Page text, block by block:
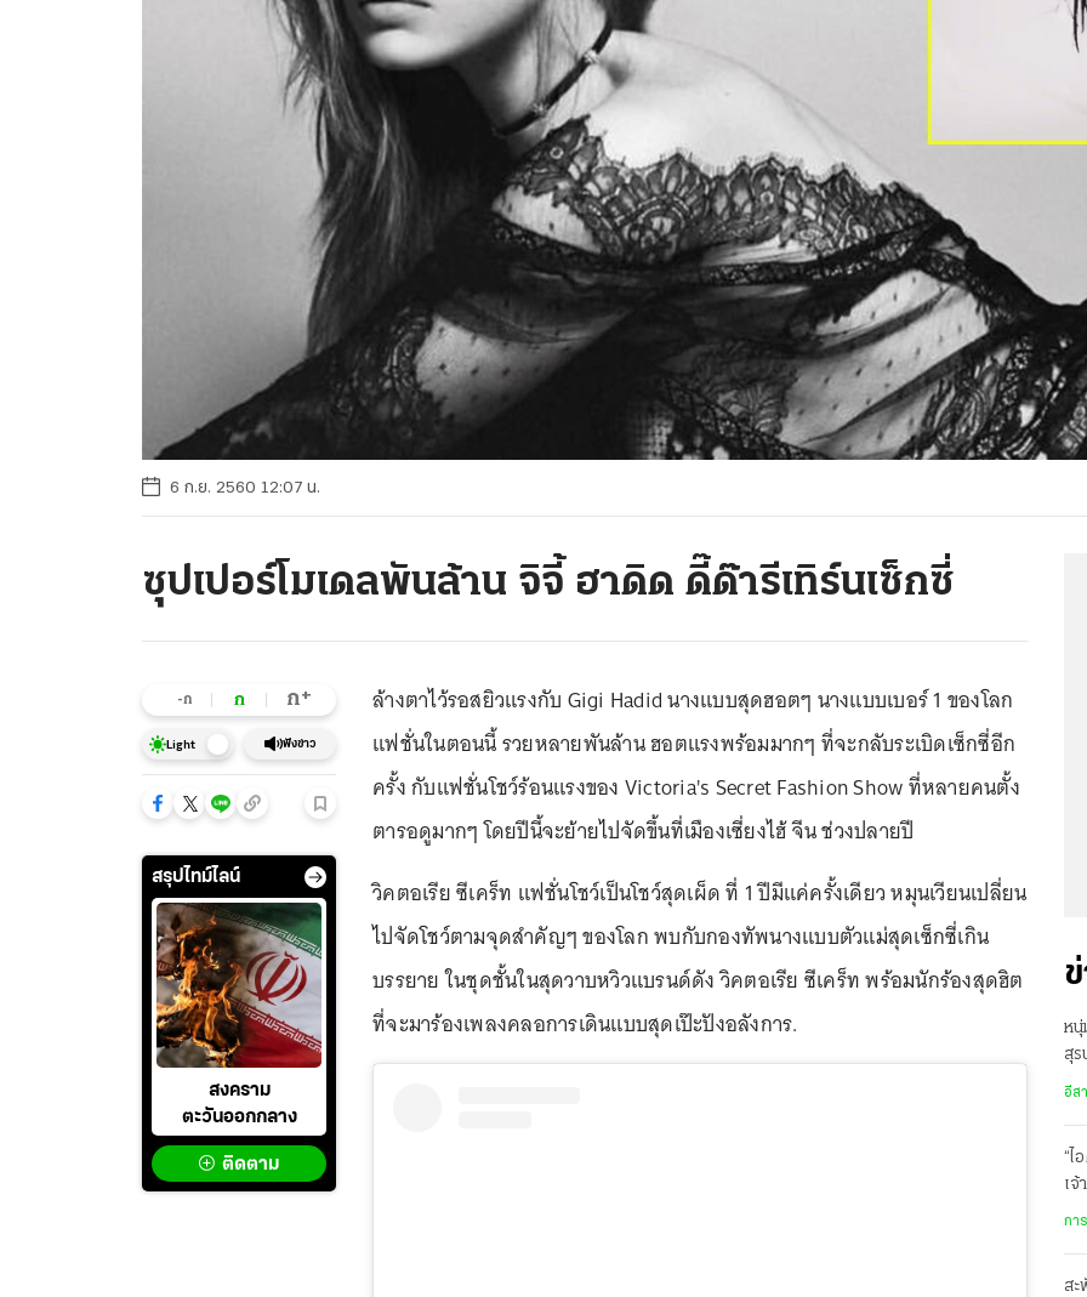
6 ก.ย. 2560 12:07 น.
ซุปเปอร์โมเดลพันล้าน จิจี้ ฮาดิด ดี๊ด๊ารีเทิร์นเซ็กซี่
-ก ก ก+
Light ฟังข่าว
สรุปไทม์ไลน์
สงคราม
ตะวันออกกลาง
ติดตาม
ล้างตาไว้รอสยิวแรงกับ Gigi Hadid นางแบบสุดฮอตๆ นางแบบเบอร์ 1 ของโลก
แฟชั่นในตอนนี้ รวยหลายพันล้าน ฮอตแรงพร้อมมากๆ ที่จะกลับระเบิดเซ็กซี่อีก
ครั้ง กับแฟชั่นโชว์ร้อนแรงของ Victoria's Secret Fashion Show ที่หลายคนตั้ง
ตารอดูมากๆ โดยปีนี้จะย้ายไปจัดขึ้นที่เมืองเซี่ยงไฮ้ จีน ช่วงปลายปี
วิคตอเรีย ซีเคร็ท แฟชั่นโชว์เป็นโชว์สุดเผ็ด ที่ 1 ปีมีแค่ครั้งเดียว หมุนเวียนเปลี่ยน
ไปจัดโชว์ตามจุดสำคัญๆ ของโลก พบกับกองทัพนางแบบตัวแม่สุดเซ็กซี่เกิน
บรรยาย ในชุดชั้นในสุดวาบหวิวแบรนด์ดัง วิคตอเรีย ซีเคร็ท พร้อมนักร้องสุดฮิต
ที่จะมาร้องเพลงคลอการเดินแบบสุดเป๊ะปังอลังการ.
หนุ่
สุร
ข้อ
อีส
“ไ
เ
กา
สะ